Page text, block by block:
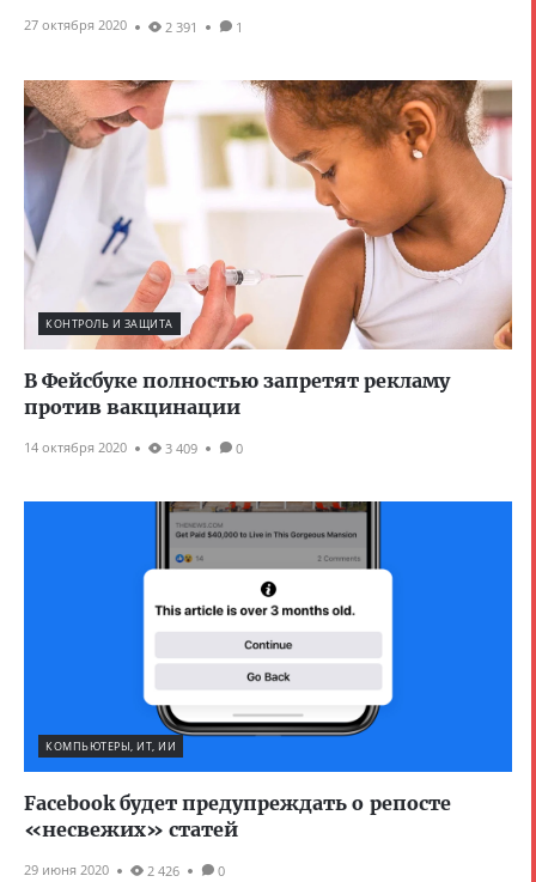
27 октября 2020 2 391 1
КОНТРОЛЬ И ЗАЩИТА
В Фейсбуке полностью запретят рекламу
против вакцинации
14 октября 2020 3 409 0
КОМПЬЮТЕРЫ, ИТ, ИИ
Facebook будет предупреждать о репосте
«несвежих» статей
29 июня 2020 2 426 0